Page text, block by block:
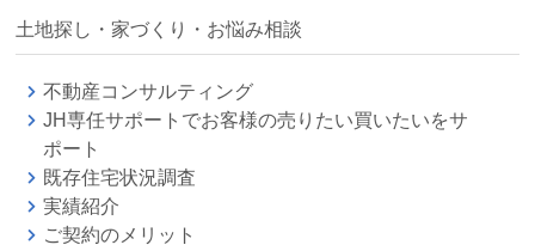
土地探し・家づくり・お悩み相談
不動産コンサルティング
JH専任サポートでお客様の売りたい買いたいをサ
ポート
既存住宅状況調査
実績紹介
ご契約のメリット